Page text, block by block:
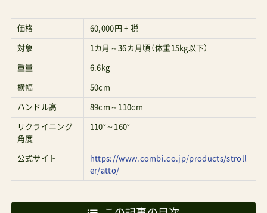
価格 60,000円 + 税
対象 1カ月～36カ月頃（体重15kg以下）
重量 6.6kg
横幅 50cm
ハンドル高 89cm～110cm
リクライニング
角度
110°～160°
公式サイト
https://www.combi.co.jp/products/stroll
er/atto/